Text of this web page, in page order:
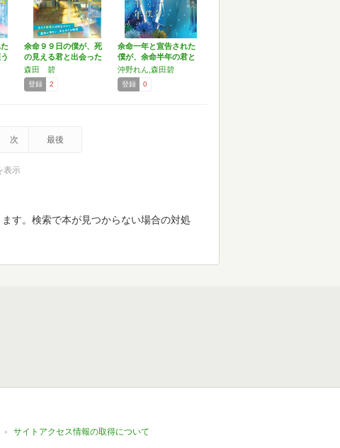
余命９９日の僕が、死
の見える君と出会った
話 …
森田 碧
登録 2
余命一年と宣告された
僕が、余命半年の君と
出会…
沖野れん,森田碧
登録 0
次 最後
表示
す。検索で本が見つからない場合の対処
サイトアクセス情報の取得について